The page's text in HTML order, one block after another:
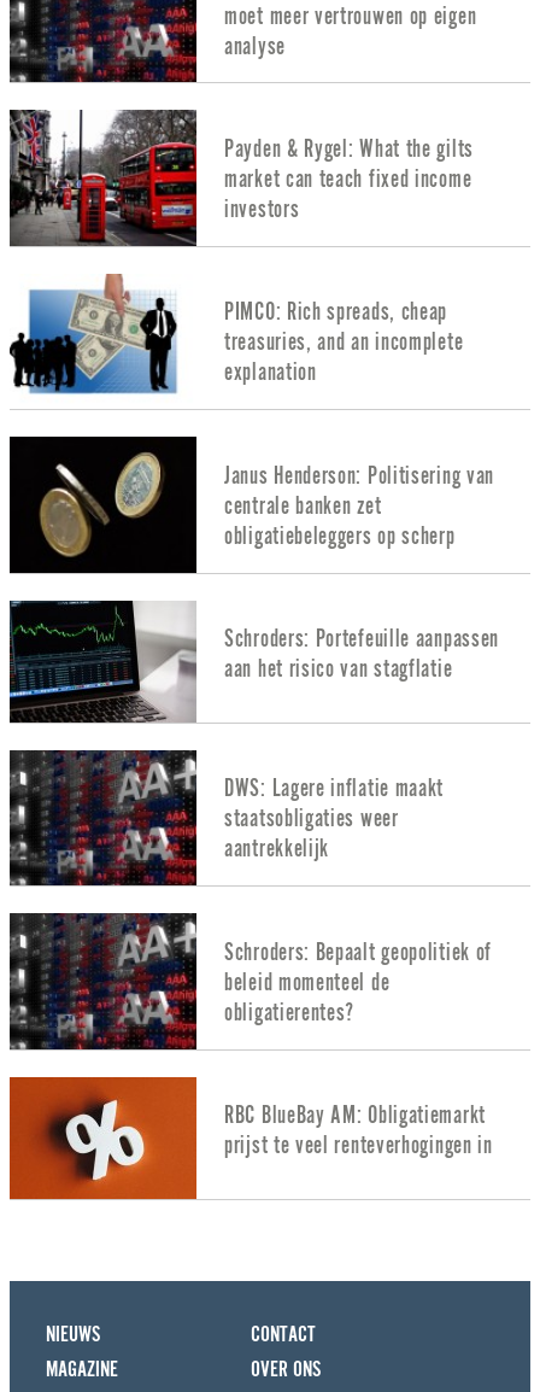
moet meer vertrouwen op eigen
analyse
Payden & Rygel: What the gilts
market can teach fixed income
investors
PIMCO: Rich spreads, cheap
treasuries, and an incomplete
explanation
Janus Henderson: Politisering van
centrale banken zet
obligatiebeleggers op scherp
Schroders: Portefeuille aanpassen
aan het risico van stagflatie
DWS: Lagere inflatie maakt
staatsobligaties weer
aantrekkelijk
Schroders: Bepaalt geopolitiek of
beleid momenteel de
obligatierentes?
RBC BlueBay AM: Obligatiemarkt
prijst te veel renteverhogingen in
NIEUWS
MAGAZINE
CONTACT
OVER ONS